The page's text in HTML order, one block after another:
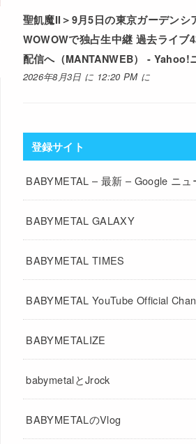
聖飢魔II＞9月5日の東京ガーデンシ
WOWOWで独占生中継 過去ライブ
配信へ（MANTANWEB） - Yahoo!
2026年8月3日 に 12:20 PM に
登録サイト
BABYMETAL – 最新 – Google ニュ
BABYMETAL GALAXY
BABYMETAL TIMES
BABYMETAL YouTube Official
BABYMETALIZE
babymetalとJrock
BABYMETALのVlog